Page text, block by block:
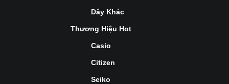
Dây Khác
Thương Hiệu Hot
Casio
Citizen
Seiko